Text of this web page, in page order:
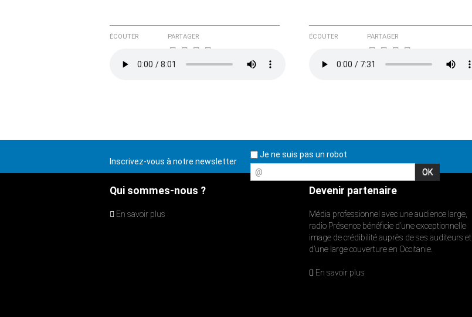
ÉCOUTER PARTAGER ÉCOUTER PARTAGER
Inscrivez-vous à notre newsletter
Je ne suis pas un robot
@
Qui sommes-nous ?
En savoir plus
Devenir partenaire
Média professionnel avec une audience large,
radio Présence bénéficie d’une exceptionnelle
image de crédibilité auprès de ses auditeurs et
d’une large couverture en Occitanie.
En savoir plus